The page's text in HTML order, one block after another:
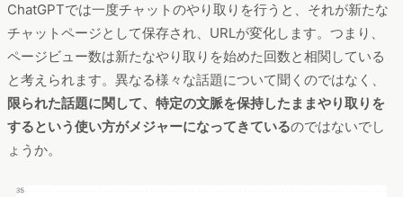
ChatGPTでは一度チャットのやり取りを行うと、それが新たな
チャットページとして保存され、URLが変化します。つまり、
ページビュー数は新たなやり取りを始めた回数と相関している
と考えられます。異なる様々な話題について聞くのではなく、
限られた話題に関して、特定の文脈を保持したままやり取りを
するという使い方がメジャーになってきているのではないでし
ょうか。